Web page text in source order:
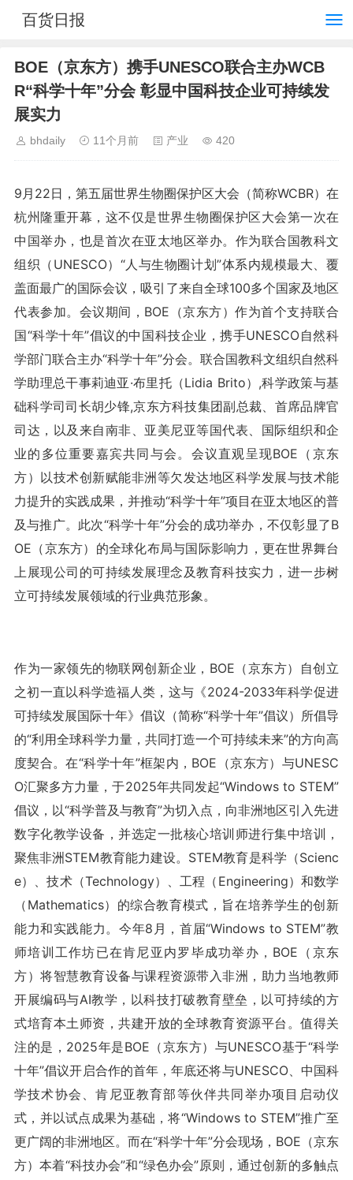
百货日报
BOE（京东方）携手UNESCO联合主办WCB
R“科学十年”分会 彰显中国科技企业可持续发
展实力
bhdaily 11个月前 产业 420
9月22日，第五届世界生物圈保护区大会（简称WCBR）在
杭州隆重开幕，这不仅是世界生物圈保护区大会第一次在
中国举办，也是首次在亚太地区举办。作为联合国教科文
组织（UNESCO）“人与生物圈计划”体系内规模最大、覆
盖面最广的国际会议，吸引了来自全球100多个国家及地区
代表参加。会议期间，BOE（京东方）作为首个支持联合
国“科学十年”倡议的中国科技企业，携手UNESCO自然科
学部门联合主办“科学十年”分会。联合国教科文组织自然科
学助理总干事莉迪亚·布里托（Lidia Brito）,科学政策与基
础科学司司长胡少锋,京东方科技集团副总裁、首席品牌官
司达，以及来自南非、亚美尼亚等国代表、国际组织和企
业的多位重要嘉宾共同与会。会议直观呈现BOE（京东
方）以技术创新赋能非洲等欠发达地区科学发展与技术能
力提升的实践成果，并推动“科学十年”项目在亚太地区的普
及与推广。此次“科学十年”分会的成功举办，不仅彰显了B
OE（京东方）的全球化布局与国际影响力，更在世界舞台
上展现公司的可持续发展理念及教育科技实力，进一步树
立可持续发展领域的行业典范形象。
作为一家领先的物联网创新企业，BOE（京东方）自创立
之初一直以科学造福人类，这与《2024-2033年科学促进
可持续发展国际十年》倡议（简称“科学十年”倡议）所倡导
的“利用全球科学力量，共同打造一个可持续未来”的方向高
度契合。在“科学十年”框架内，BOE（京东方）与UNESC
O汇聚多方力量，于2025年共同发起“Windows to STEM”
倡议，以“科学普及与教育”为切入点，向非洲地区引入先进
数字化教学设备，并选定一批核心培训师进行集中培训，
聚焦非洲STEM教育能力建设。STEM教育是科学（Scienc
e）、技术（Technology）、工程（Engineering）和数学
（Mathematics）的综合教育模式，旨在培养学生的创新
能力和实践能力。今年8月，首届“Windows to STEM”教
师培训工作坊已在肯尼亚内罗毕成功举办，BOE（京东
方）将智慧教育设备与课程资源带入非洲，助力当地教师
开展编码与AI教学，以科技打破教育壁垒，以可持续的方
式培育本土师资，共建开放的全球教育资源平台。值得关
注的是，2025年是BOE（京东方）与UNESCO基于“科学
十年”倡议开启合作的首年，年底还将与UNESCO、中国科
学技术协会、肯尼亚教育部等伙伴共同举办项目启动仪
式，并以试点成果为基础，将“Windows to STEM”推广至
更广阔的非洲地区。而在“科学十年”分会现场，BOE（京东
方）本着“科技办会”和“绿色办会”原则，通过创新的多触点